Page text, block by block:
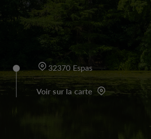
32370 Espas
Voir sur la carte